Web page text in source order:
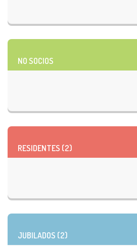
NO SOCIOS
RESIDENTES (2)
JUBILADOS (2)